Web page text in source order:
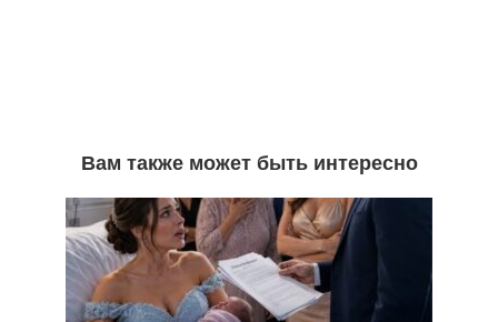
Вам также может быть интересно